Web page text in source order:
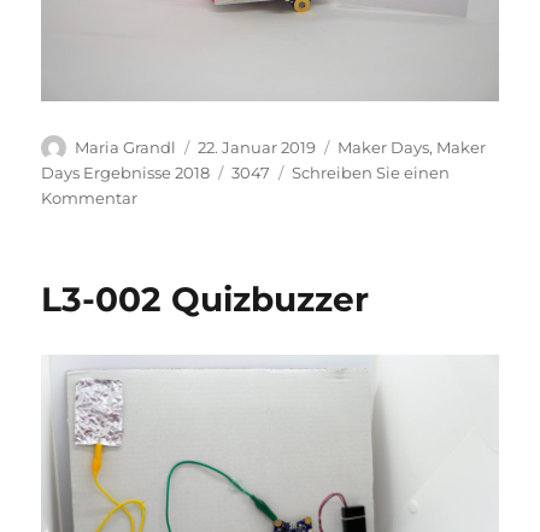
Autor
Maria Grandl
Veröffentlicht
am
22. Januar 2019 Kategorien
Maker Days, Maker
Days Ergebnisse 2018
Schlagwörter
3047
Schreiben Sie einen
Kommentarzu
L3-002 Quizbuzzer